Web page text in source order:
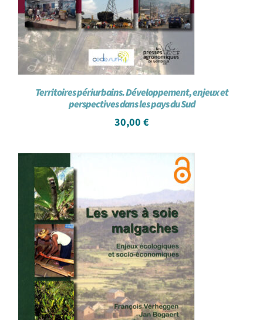
Territoires périurbains. Développement, enjeux et
perspectives dans les pays du Sud
30,00 €